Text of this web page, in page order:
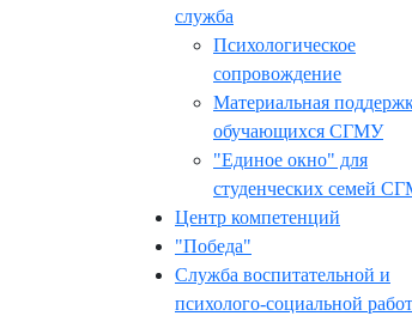
служба
Психологическое
сопровождение
Материальная
обучающихся СГМУ
"Единое окно" для
студенческих семей
Центр компетенций
"Победа"
Служба воспитательной и
психолого-социальной